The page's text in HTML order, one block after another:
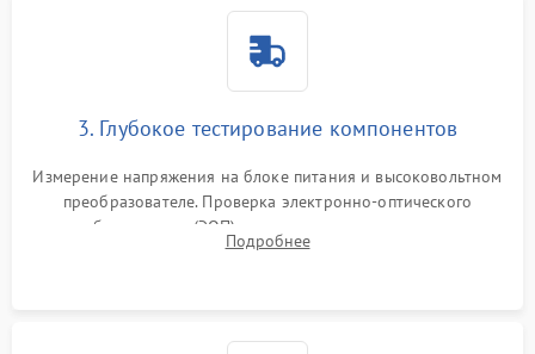
3. Глубокое тестирование компонентов
Измерение напряжения на блоке питания и высоковольтном
преобразователе. Проверка электронно-оптического
преобразователя (ЭОП) на стенде на предмет эмиссии,
шумов и засветок. Диагностика микросхем цифровых
Подробнее